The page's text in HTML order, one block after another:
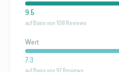
9.5
auf Basis von 108 Reviews
Wert
7.3
auf Basis von 97 Reviews